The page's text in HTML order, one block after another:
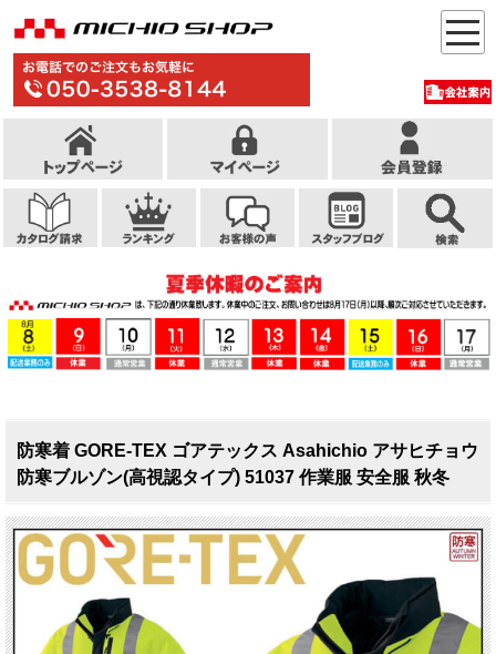
防寒着 GORE-TEX ゴアテックス Asahichio アサヒチョウ
防寒ブルゾン(高視認タイプ) 51037 作業服 安全服 秋冬